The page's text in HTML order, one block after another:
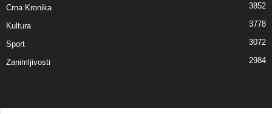
Crna Kronika 3852
Kultura 3778
Sport 3072
Zanimljivosti 2984